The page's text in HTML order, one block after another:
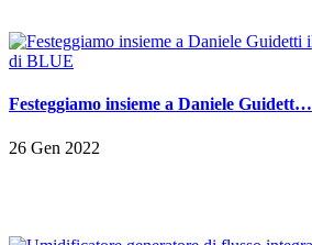
Festeggiamo insieme a Daniele Guidett…
26 Gen 2022